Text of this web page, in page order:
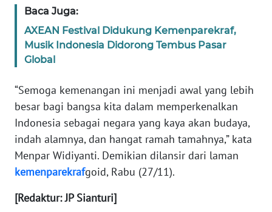
Baca Juga:
AXEAN Festival Didukung Kemenparekraf,
Musik Indonesia Didorong Tembus Pasar
Global
“Semoga kemenangan ini menjadi awal yang lebih
besar bagi bangsa kita dalam memperkenalkan
Indonesia sebagai negara yang kaya akan budaya,
indah alamnya, dan hangat ramah tamahnya,” kata
Menpar Widiyanti. Demikian dilansir dari laman
kemenparekrafgoid, Rabu (27/11).
[Redaktur: JP Sianturi]
WN
PAPUA
BARAT
WN
RIAU
WN